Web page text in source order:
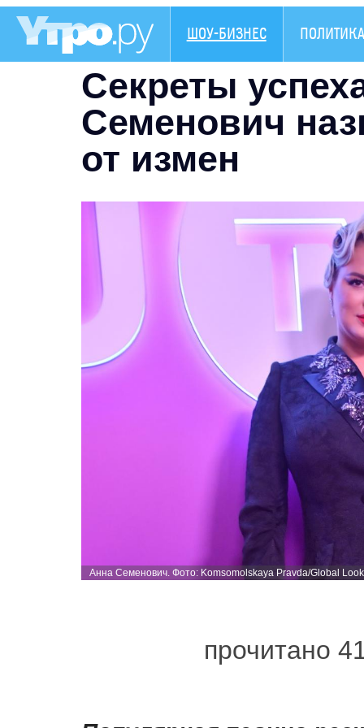
ШОУ-БИЗНЕС ПОЛИТИКА
Секреты
Семенович
от измен
Анна Семенович. Фото: Komsomolskaya Pravda/Global
прочитано